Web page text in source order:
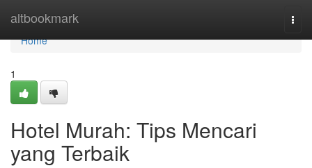
altbookmark
Home
Home
1
Hotel Murah: Tips Mencari
yang Terbaik